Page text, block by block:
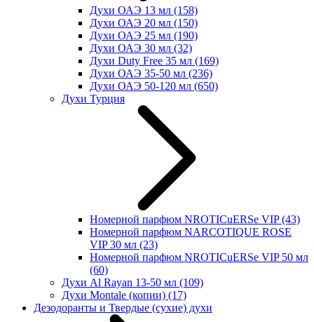
Духи ОАЭ 13 мл (158)
Духи ОАЭ 20 мл (150)
Духи ОАЭ 25 мл (190)
Духи ОАЭ 30 мл (32)
Духи Duty Free 35 мл (169)
Духи ОАЭ 35-50 мл (236)
Духи ОАЭ 50-120 мл (650)
Духи Турция
Номерной парфюм NROTICuERSe VIP(43)
Номерной парфюм NARCOTIQUE ROSE
VIP 30 мл (23)
Номерной парфюм NROTICuERSe VIP 50 мл
(60)
Духи Al Rayan 13-50 мл (109)
Духи Montale (копии) (17)
Дезодоранты и Твердые (сухие) духи